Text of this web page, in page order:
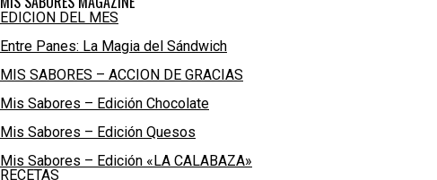
EDICION DEL MES
Entre Panes: La Magia del Sándwich
MIS SABORES – ACCION DE GRACIAS
Mis Sabores – Edición Chocolate
Mis Sabores – Edición Quesos
Mis Sabores – Edición «LA CALABAZA»
RECETAS